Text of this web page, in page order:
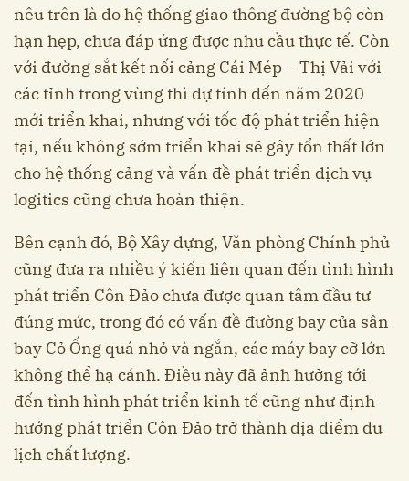
nêu trên là do hệ thống giao thông đường bộ còn
hạn hẹp, chưa đáp ứng được nhu cầu thực tế. Còn
với đường sắt kết nối cảng Cái Mép – Thị Vải với
các tỉnh trong vùng thì dự tính đến năm 2020
mới triển khai, nhưng với tốc độ phát triển hiện
tại, nếu không sớm triển khai sẽ gây tổn thất lớn
cho hệ thống cảng và vấn đề phát triển dịch vụ
logitics cũng chưa hoàn thiện.
Bên cạnh đó, Bộ Xây dựng, Văn phòng Chính phủ
cũng đưa ra nhiều ý kiến liên quan đến tình hình
phát triển Côn Đảo chưa được quan tâm đầu tư
đúng mức, trong đó có vấn đề đường bay của sân
bay Cỏ Ống quá nhỏ và ngắn, các máy bay cỡ lớn
không thể hạ cánh. Điều này đã ảnh hưởng tới
đến tình hình phát triển kinh tế cũng như định
hướng phát triển Côn Đảo trở thành địa điểm du
lịch chất lượng.